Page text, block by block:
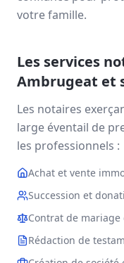
votre famille.
Les services
Ambrugeat et
Les notaires
large éventail de
les professionnels :
Achat et vente
Succession et
Contrat de mariage
Rédaction de